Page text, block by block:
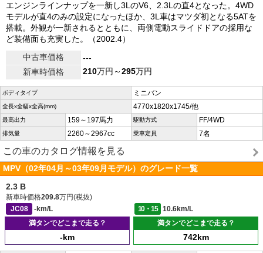
エンジンラインナップを一新し3LのV6、2.3Lの直4となった。4WD
モデルが直4のみの設定になったほか、3L車はマツダ初となる5ATを
搭載。外観が一新されるとともに、両側電動スライドドアの採用な
ど装備面も充実した。（2002.4）
中古車価格
---
新車時価格
210万円～295万円
ボディタイプ ミニバン
全長x全幅x全高(mm) 4770x1820x1745/他
最高出力 159～197馬力 駆動方式 FF/4WD
排気量 2260～2967cc 乗車定員 7名
この車のカタログ情報を見る
MPV（02年04月～03年09月モデル）のグレード一覧
2.3 B
新車時価格209.8万円(税抜)
JC08
-km/L 10・15
10.6km/L
満タンでどこまで走る？
-km
満タンでどこまで走る？
742km